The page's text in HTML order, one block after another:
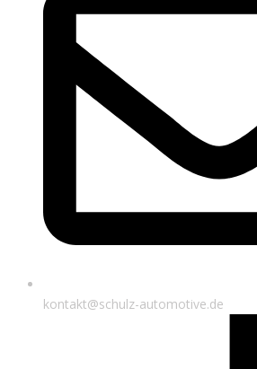
kontakt@schulz-automotive.de